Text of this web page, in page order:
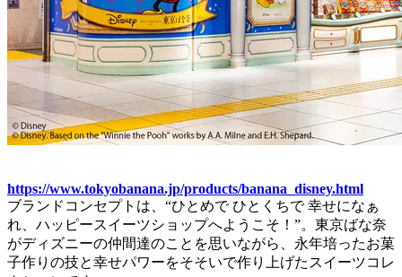
https://www.tokyobanana.jp/products/banana_disney.html
ブランドコンセプトは、“ひとめで ひとくちで 幸せになぁ
れ、ハッピースイーツショップへようこそ！”。東京ばな奈
がディズニーの仲間達のことを思いながら、永年培ったお菓
子作りの技と幸せパワーをそそいで作り上げたスイーツコレ